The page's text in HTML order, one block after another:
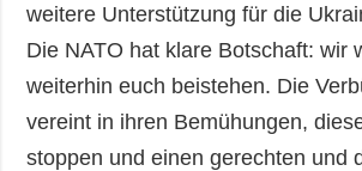
weitere Unterstützung für die
Die NATO hat klare Botschaft: wir
weiterhin euch beistehen. Die
vereint in ihren Bemühungen,
stoppen und einen gerechten und